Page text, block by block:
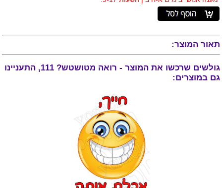
תאור המוצר:
גולשים שרכשו את המוצר - רואה מטושטש? 111, התעניינו
גם במוצרים: